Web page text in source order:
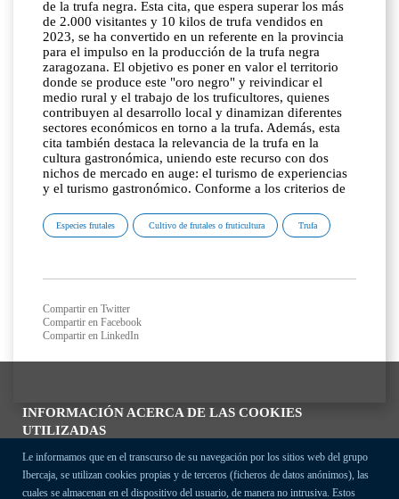
INFORMACIÓN ACERCA DE LAS COOKIES
UTILIZADAS
Le informamos que en el transcurso de su navegación por los sitios web del grupo
Ibercaja, se utilizan cookies propias y de terceros (ficheros de datos anónimos), las
cuales se almacenan en el dispositivo del usuario, de manera no intrusiva. Estos
de la trufa negra. Esta cita, que espera superar los más
de 2.000 visitantes y 10 kilos de trufa vendidos en
2023, se ha convertido en un referente en la provincia
para el impulso en la producción de la trufa negra
zaragozana. El objetivo es poner en valor el territorio
donde se produce este "oro negro" y reivindicar el
medio rural y el trabajo de los truficultores, quienes
contribuyen al desarrollo local y dinamizan diferentes
sectores económicos en torno a la trufa. Además, esta
cita también destaca la relevancia de la trufa en la
cultura gastronómica, uniendo este recurso con dos
nichos de mercado en auge: el turismo de experiencias
y el turismo gastronómico. Conforme a los criterios de
Especies frutales Cultivo de frutales o fruticultura Trufa
Compartir en Twitter
Compartir en Facebook
Compartir en LinkedIn